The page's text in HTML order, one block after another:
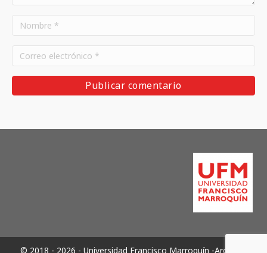
© 2018 - 2026 - Universidad Francisco Marroquín -Archivos